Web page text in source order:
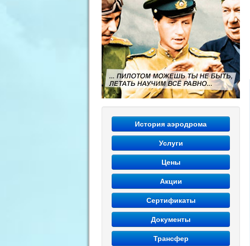
История аэродрома
Услуги
Цены
Акции
Сертификаты
Документы
Трансфер